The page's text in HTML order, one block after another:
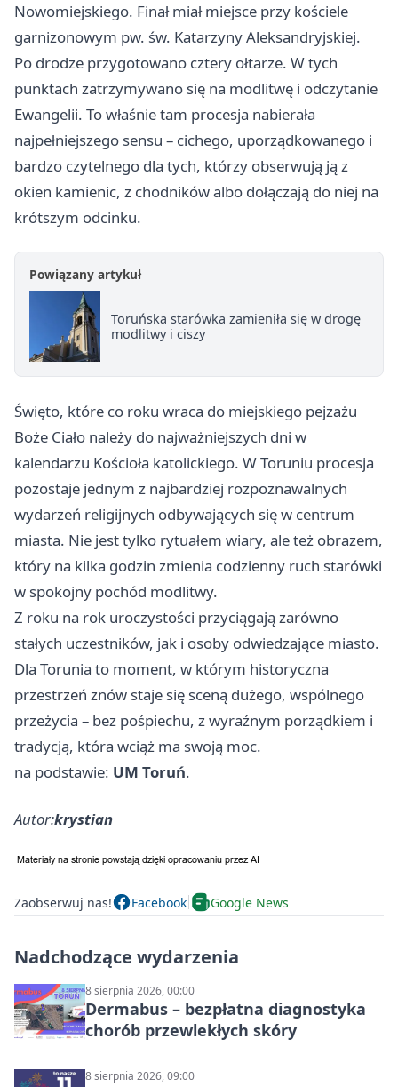
Nowomiejskiego. Finał miał miejsce przy kościele
garnizonowym pw. św. Katarzyny Aleksandryjskiej.
Po drodze przygotowano cztery ołtarze. W tych
punktach zatrzymywano się na modlitwę i odczytanie
Ewangelii. To właśnie tam procesja nabierała
najpełniejszego sensu – cichego, uporządkowanego i
bardzo czytelnego dla tych, którzy obserwują ją z
okien kamienic, z chodników albo dołączają do niej na
krótszym odcinku.
Powiązany artykuł
Toruńska starówka zamieniła się w drogę
modlitwy i ciszy
Święto, które co roku wraca do miejskiego pejzażu
Boże Ciało należy do najważniejszych dni w
kalendarzu Kościoła katolickiego. W Toruniu procesja
pozostaje jednym z najbardziej rozpoznawalnych
wydarzeń religijnych odbywających się w centrum
miasta. Nie jest tylko rytuałem wiary, ale też obrazem,
który na kilka godzin zmienia codzienny ruch starówki
w spokojny pochód modlitwy.
Z roku na rok uroczystości przyciągają zarówno
stałych uczestników, jak i osoby odwiedzające miasto.
Dla Torunia to moment, w którym historyczna
przestrzeń znów staje się sceną dużego, wspólnego
przeżycia – bez pośpiechu, z wyraźnym porządkiem i
tradycją, która wciąż ma swoją moc.
na podstawie: UM Toruń.
Autor:krystian
Zaobserwuj nas! Facebook Google News
Nadchodzące wydarzenia
8 sierpnia 2026, 00:00
Dermabus – bezpłatna diagnostyka
chorób przewlekłych skóry
8 sierpnia 2026, 09:00